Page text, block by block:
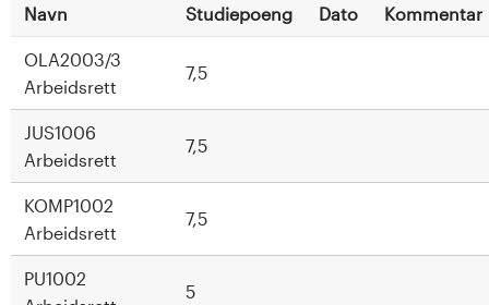
Navn Studiepoeng Dato Kommentar
OLA2003/3
Arbeidsrett
7,5
JUS1006
Arbeidsrett
7,5
KOMP1002
Arbeidsrett
7,5
PU1002
5